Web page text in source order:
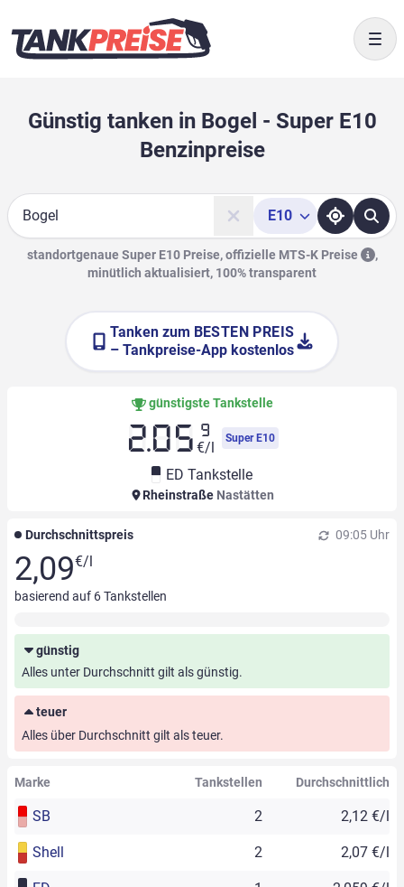
Günstig tanken in Bogel - Super E10
Benzinpreise
Suche
E10
standortgenaue Super E10 Preise, offizielle MTS-K Preise
,
minütlich aktualisiert, 100% transparent
Tanken zum BESTEN PREIS
– Tankpreise-App kostenlos
günstigste Tankstelle
2.05 9
€/l
Super E10
ED Tankstelle
Rheinstraße Nastätten
Durchschnittspreis 09:05 Uhr
2,09€/l
basierend auf 6Tankstellen
günstig
Alles unter Durchschnitt gilt als günstig.
teuer
Alles über Durchschnitt gilt als teuer.
Marke Tankstellen Durchschnittlich
SB 2 2,12 €/l
Shell 2 2,07 €/l